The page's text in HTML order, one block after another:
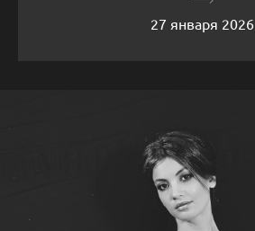
27 января 2026